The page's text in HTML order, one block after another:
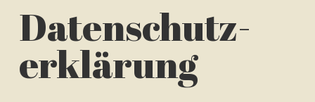
Datenschutz­
erklärung